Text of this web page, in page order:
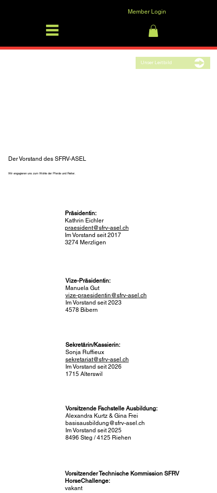
Anmelden
Member Login
Unser Leitbild
Vorsitzender Technische Kommission SFRV
HorseChallenge:
vakant
Vorsitzende Fachstelle Ausbildung:
Alexandra Kurtz & Gina Frei
basisausbildung@sfrv-asel.ch
Im Vorstand seit 2025
8496 Steg / 4125 Riehen
Sekretärin/Kassierin:
Sonja Ruffieux
sekretariat@sfrv-asel.ch
Im Vorstand seit 2026
1715 Alterswil
Vize-Präsidentin:
Manuela Gut
vize-praesidentin@sfrv-asel.ch
Im Vorstand seit 2023
4578 Bibern
Präsidentin:
Kathrin Eichler
praesident@sfrv-asel.ch
Im Vorstand seit 2017
3274 Merzligen
Der Vorstand des SFRV-ASEL
Wir engagieren uns zum Wohle der Pferde und Reiter.